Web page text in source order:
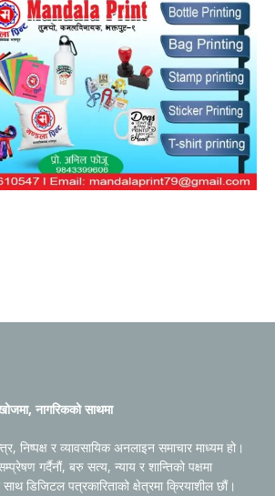
नागरिकको साथमा
निष्पक्ष र व्यावसायिक अनलाइन समाचार माध्यम हो।
गर्दैनौं, बरु सत्य, न्याय र शान्तिको पक्षमा
डिजिटल पत्रकारिताको क्षेत्रमा क्रियाशील छौं।